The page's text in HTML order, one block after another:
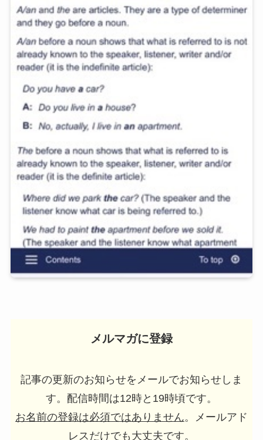
メルマガに登録
記事の更新のお知らせをメールでお知らせしま
す。配信時間は12時と19時頃です。
お名前の登録は必須ではありません。メールアド
レスだけでも大丈夫です。